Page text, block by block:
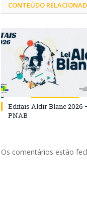
CONTEÚDO
Editais Aldir Blanc 2026
PNAB
Os comentários estão